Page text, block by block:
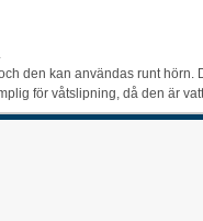
den kan användas runt
för våtslipning, då den är